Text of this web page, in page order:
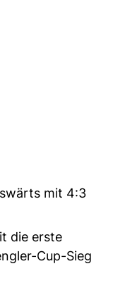
mit 4:3
die erste
Cup-Sieg